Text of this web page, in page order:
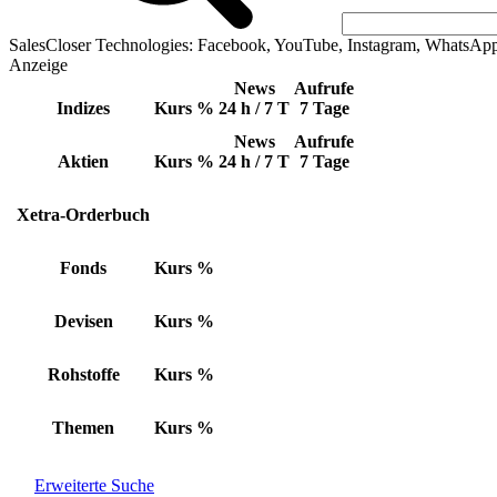
SalesCloser Technologies: Facebook, YouTube, Instagram,
Anzeige
Indizes Kurs %
News
24 h / 7 T
Aufrufe
7 Tage
Aktien Kurs %
News
24 h / 7 T
Aufrufe
7 Tage
Xetra-Orderbuch
Fonds Kurs %
Devisen Kurs %
Rohstoffe Kurs %
Themen Kurs %
Erweiterte Suche